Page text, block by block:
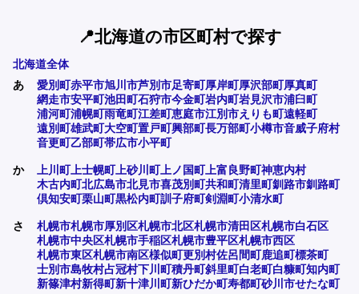
📍北海道の市区町村で探す
北海道全体
あ
愛別町赤平市旭川市芦別市足寄町厚岸町厚沢部町厚真町
網走市安平町池田町石狩市今金町岩内町岩見沢市浦臼町
浦河町浦幌町雨竜町江差町恵庭市江別市えりも町遠軽町
遠別町雄武町大空町置戸町興部町長万部町小樽市音威子府村
音更町乙部町帯広市小平町
か 上川町上士幌町上砂川町上ノ国町上富良野町神恵内村
木古内町北広島市北見市喜茂別町共和町清里町釧路市釧路町
倶知安町栗山町黒松内町訓子府町剣淵町小清水町
さ 札幌市札幌市厚別区札幌市北区札幌市清田区札幌市白石区
札幌市中央区札幌市手稲区札幌市豊平区札幌市西区
札幌市東区札幌市南区様似町更別村佐呂間町鹿追町標茶町
士別市島牧村占冠村下川町積丹町斜里町白老町白糠町知内町
新篠津村新得町新十津川町新ひだか町寿都町砂川市せたな町